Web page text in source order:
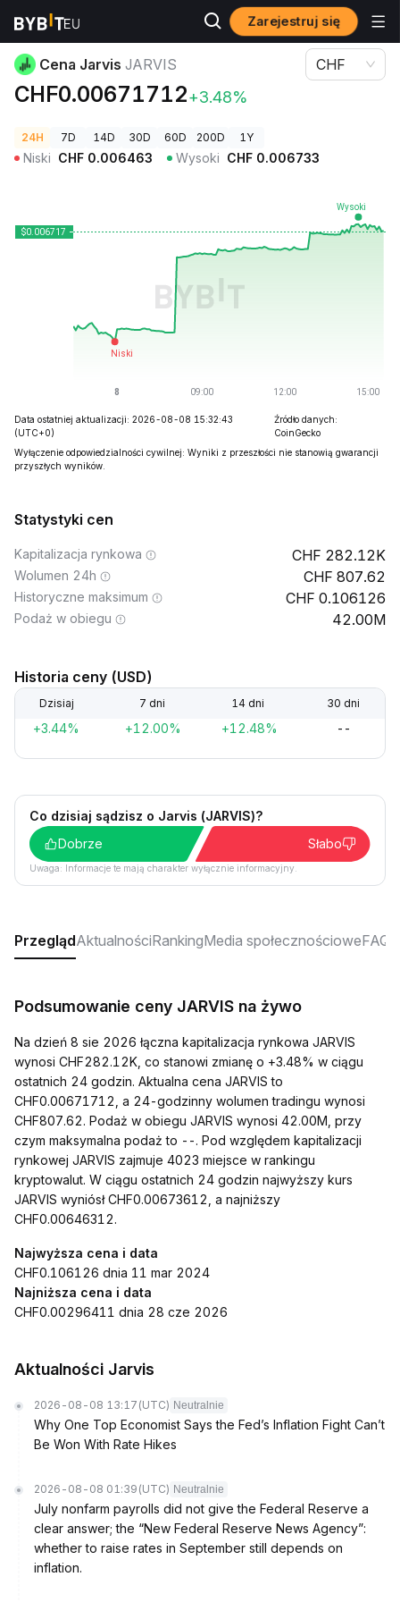
Zarejestruj się
Ceny kryptowalut Cena Jarvis JARVIS
Cena Jarvis JARVIS
CHF0.00671712+3.48%
CHF
24H 7D 14D 30D 60D 200D 1Y
Niski CHF 0.006463 Wysoki CHF 0.006733
Data ostatniej aktualizacji: 2026-08-08 15:32:43
(UTC+0)
Źródło danych:
CoinGecko
Wyłączenie odpowiedzialności cywilnej: Wyniki z przeszłości nie stanowią gwarancji
przyszłych wyników.
Statystyki cen
Kapitalizacja rynkowa 282.12K
Wolumen 24h 807.62
Historyczne maksimum 0.106126
Podaż w obiegu 42.00M
Historia ceny (USD)
Dzisiaj 7 dni 14 dni 30 dni
+3.44% +12.00% +12.48% --
Co dzisiaj sądzisz o Jarvis (JARVIS)?
Dobrze
Słabo
Uwaga: Informacje te mają charakter wyłącznie informacyjny.
PrzeglądAktualnościRankingMedia społecznościoweFAQ
Podsumowanie ceny JARVIS na żywo
Na dzień 8 sie 2026 łączna kapitalizacja rynkowa JARVIS
wynosi CHF282.12K, co stanowi zmianę o +3.48% w ciągu
ostatnich 24 godzin. Aktualna cena JARVIS to
CHF0.00671712, a 24-godzinny wolumen tradingu wynosi
CHF807.62. Podaż w obiegu JARVIS wynosi 42.00M, przy
czym maksymalna podaż to --. Pod względem kapitalizacji
rynkowej JARVIS zajmuje 4023 miejsce w rankingu
kryptowalut. W ciągu ostatnich 24 godzin najwyższy kurs
JARVIS wyniósł CHF0.00673612, a najniższy
CHF0.00646312.
Najwyższa cena i data
CHF0.106126 dnia 11 mar 2024
Najniższa cena i data
CHF0.00296411 dnia 28 cze 2026
Aktualności Jarvis
2026-08-08 13:17 (UTC) Neutralnie
Why One Top Economist Says the Fed’s Inflation Fight Can’t
Be Won With Rate Hikes
2026-08-08 01:39 (UTC) Neutralnie
July nonfarm payrolls did not give the Federal Reserve a
clear answer; the “New Federal Reserve News Agency”:
whether to raise rates in September still depends on
inflation.